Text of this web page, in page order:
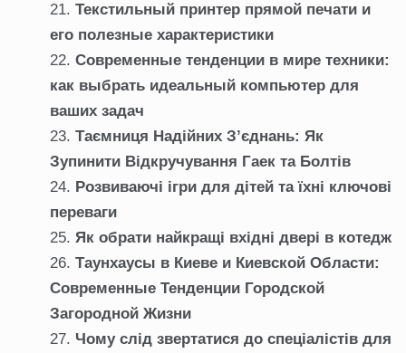
Текстильный принтер прямой печати и
его полезные характеристики
Современные тенденции в мире техники:
как выбрать идеальный компьютер для
ваших задач
Таємниця Надійних З’єднань: Як
Зупинити Відкручування Гаек та Болтів
Розвиваючі ігри для дітей та їхні ключові
переваги
Як обрати найкращі вхідні двері в котедж
Таунхаусы в Киеве и Киевской Области:
Современные Тенденции Городской
Загородной Жизни
Чому слід звертатися до спеціалістів для